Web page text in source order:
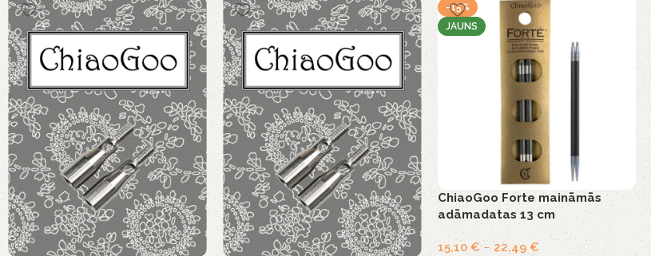
-15%
JAUNS
ChiaoGoo Forte maināmās
adāmadatas 13 cm
15,10 € – 22,49 €